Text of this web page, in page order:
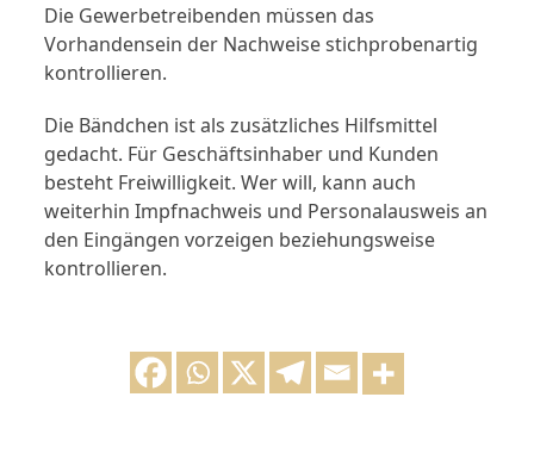
Die Gewerbetreibenden müssen das
Vorhandensein der Nachweise stichprobenartig
kontrollieren.
Die Bändchen ist als zusätzliches Hilfsmittel
gedacht. Für Geschäftsinhaber und Kunden
besteht Freiwilligkeit. Wer will, kann auch
weiterhin Impfnachweis und Personalausweis an
den Eingängen vorzeigen beziehungsweise
kontrollieren.